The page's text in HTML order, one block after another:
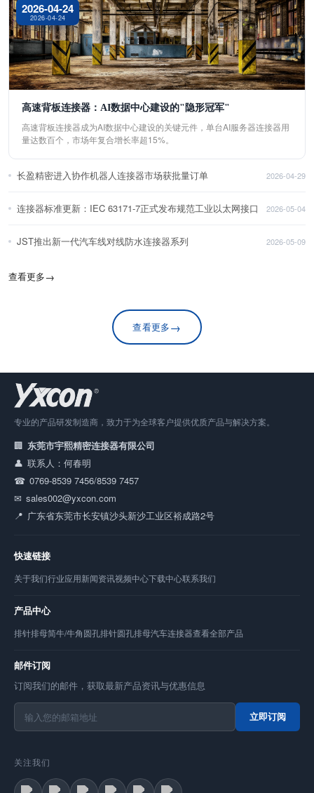
2026-04-24
2026-04-24
高速背板连接器：AI数据中心建设的"隐形冠军"
高速背板连接器成为AI数据中心建设的关键元件，单台AI服务器连接器用
量达数百个，市场年复合增长率超15%。
长盈精密进入协作机器人连接器市场获批量订单 2026-04-29
连接器标准更新：IEC 63171-7正式发布规范工业以太网接口 2026-05-04
JST推出新一代汽车线对线防水连接器系列 2026-05-09
查看更多→
查看更多→
专业的产品研发制造商，致力于为全球客户提供优质产品与解决方案。
东莞市宇熙精密连接器有限公司
联系人：何春明
0769-8539 7456/8539 7457
sales002@yxcon.com
广东省东莞市长安镇沙头新沙工业区裕成路2号
快速链接
关于我们行业应用新闻资讯视频中心下载中心联系我们
产品中心
排针排母简牛/牛角圆孔排针圆孔排母汽车连接器查看全部产品
邮件订阅
订阅我们的邮件，获取最新产品资讯与优惠信息
立即订阅
关注我们